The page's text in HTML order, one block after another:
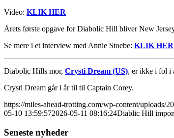
Video: KLIK HER
Årets første opgave for Diabolic Hill bliver New
Se mere i et interview med Annie Stoebe: KLIK HER
Diabolic Hills mor, Crysti Dream (US), er ikke i fol i
Crysti Dream går i år til til Captain Corey.
https://miles-ahead-trotting.com/wp-content/uploads/
05-10 13:59:572026-05-11 08:16:24Diablic Hill
Seneste nyheder